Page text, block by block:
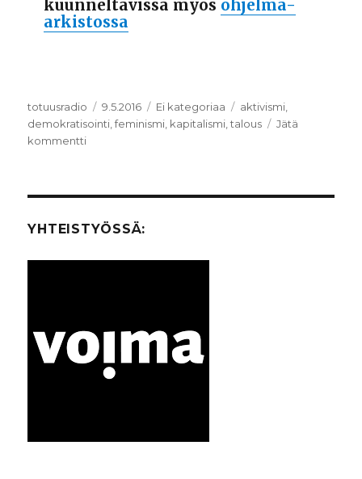
kuunneltavissa myös ohjelma-
arkistossa
Kirjoittaja
totuusradio Julkaistu
9.5.2016 Kategoriat
Ei kategoriaa Avainsanat
aktivismi
demokratisointi ,feminismi kapitalismi ,talous
Jätä
kommentti
YHTEISTYÖSSÄ: